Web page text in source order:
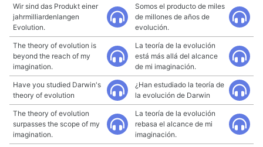
Wir sind das Produkt einer
jahrmilliardenlangen
Evolution.
Somos el producto de miles
de millones de años de
evolución.
The theory of evolution is
beyond the reach of my
imagination.
La teoría de la evolución
está más allá del alcance
de mi imaginación.
Have you studied Darwin's
theory of evolution
¿Han estudiado la teoría de
la evolución de Darwin
The theory of evolution
surpasses the scope of my
imagination.
La teoría de la evolución
rebasa el alcance de mi
imaginación.